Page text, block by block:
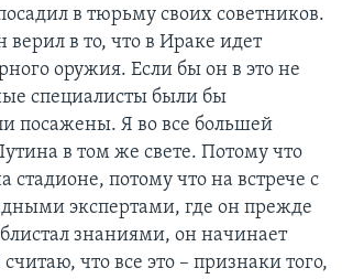
в тюрьму своих советников.
верил в то, что в Ираке идет
оружия. Если бы он в это не
специалисты были бы
посажены. Я во все большей
в том же свете. Потому что
стадионе, потому что на встрече с
экспертами, где он прежде
знаниями, он начинает
что все это – признаки того,